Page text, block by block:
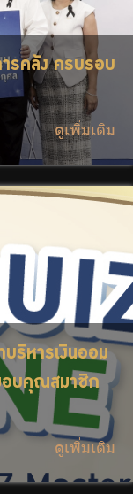
ารคลัง ครบรอบ
ดูเพิ่มเติม
ริหารเงินออม
อบคุณสมาชิก
ดูเพิ่มเติม